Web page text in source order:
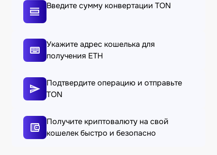
Введите сумму конвертации TON
Укажите адрес кошелька для
получения ETH
Подтвердите операцию и отправьте
TON
Получите криптовалюту на свой
кошелек быстро и безопасно